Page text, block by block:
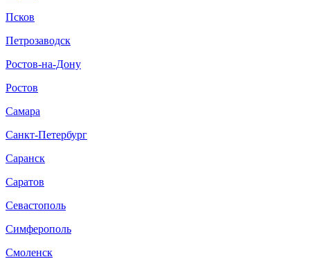
Псков
Петрозаводск
Ростов-на-Дону
Ростов
Самара
Санкт-Петербург
Саранск
Саратов
Севастополь
Симферополь
Смоленск